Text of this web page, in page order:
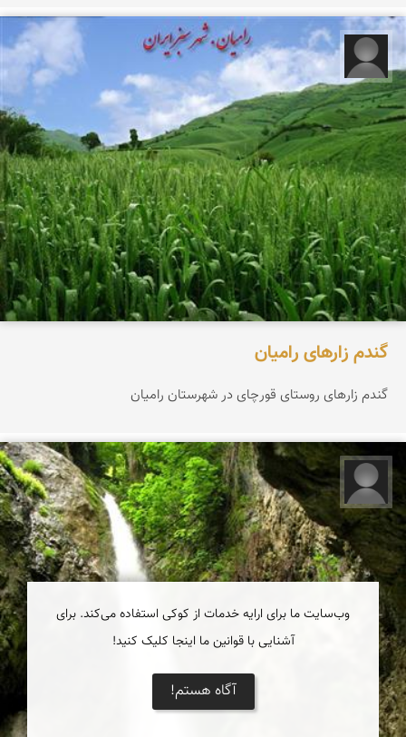
مهدی بای
گندم زارهای رامیان
گندم زارهای روستای قورچای در شهرستان رامیان
مهدی بای
وب‌سایت ما برای ارایه خدمات از کوکی استفاده می‌کند. برای
آشنایی با قوانین ما اینجا کلیک کنید!
آگاه هستم!